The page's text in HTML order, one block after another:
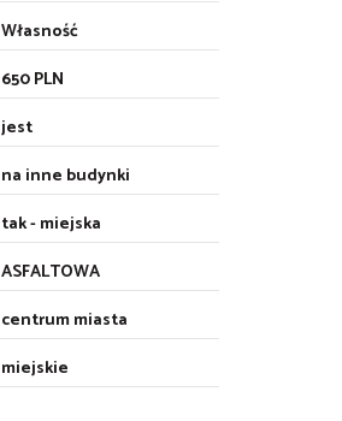
Własność
650 PLN
jest
na inne budynki
tak - miejska
ASFALTOWA
centrum miasta
miejskie